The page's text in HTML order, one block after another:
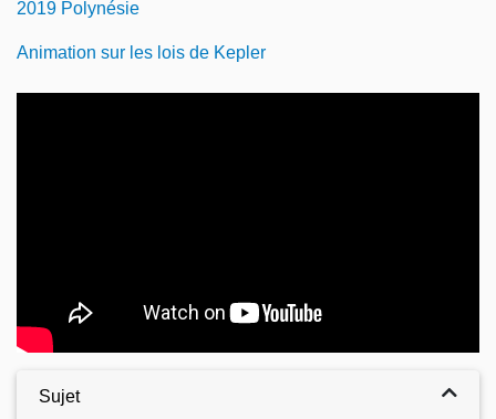
2019 Polynésie
Animation sur les lois de Kepler
Sujet